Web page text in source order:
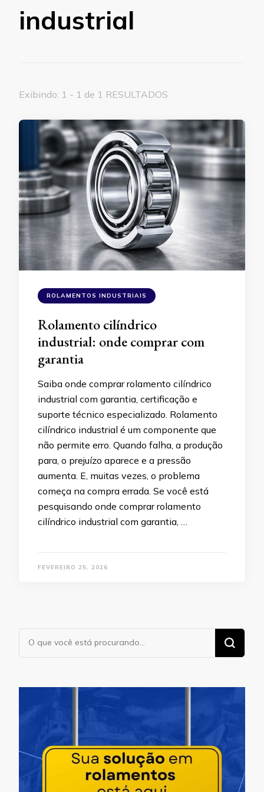
industrial
Exibindo: 1 - 1 de 1 RESULTADOS
ROLAMENTOS INDUSTRIAIS
Rolamento cilíndrico
industrial: onde comprar com
garantia
Saiba onde comprar rolamento cilíndrico
industrial com garantia, certificação e
suporte técnico especializado. Rolamento
cilíndrico industrial é um componente que
não permite erro. Quando falha, a produção
para, o prejuízo aparece e a pressão
aumenta. E, muitas vezes, o problema
começa na compra errada. Se você está
pesquisando onde comprar rolamento
cilíndrico industrial com garantia, …
FEVEREIRO 25, 2026